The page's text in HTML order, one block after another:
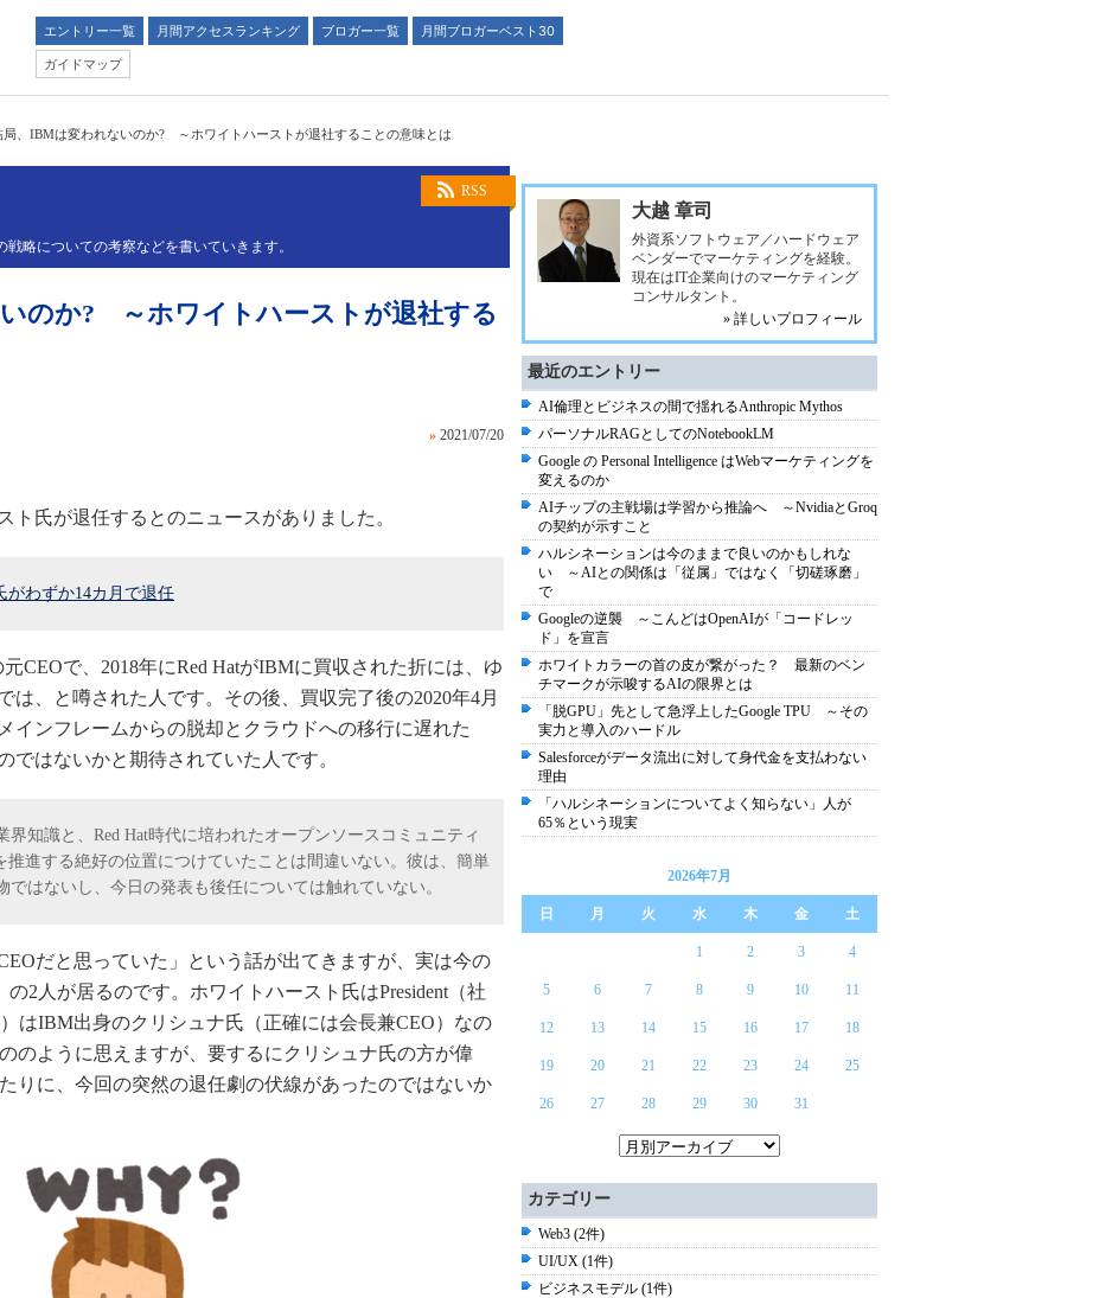
エントリー一覧 月間アクセスランキング ブロガー一覧
月間ブロガーベスト30
ガイドマップ
局、IBMは変われないのか? ～ホワイトハーストが退社することの意味とは
RSS
略についての考察などを書いていきます。
のか? ～ホワイトハーストが退社する
» 2021/07/20
ト氏が退任するとのニュースがありました。
がわずか14カ月で退任
CEOで、2018年にRed HatがIBMに買収された折には、ゆ
は、と噂された人です。その後、買収完了後の2020年4月
インフレームからの脱却とクラウドへの移行に遅れた
はないかと期待されていた人です。
知識と、Red Hat時代に培われたオープンソースコミュニティ
進する絶好の位置につけていたことは間違いない。彼は、簡単
はないし、今日の発表も後任については触れていない。
だと思っていた」という話が出てきますが、実は今の
の2人が居るのです。ホワイトハースト氏はPresident（社
はIBM出身のクリシュナ氏（正確には会長兼CEO）なの
のように思えますが、要するにクリシュナ氏の方が偉
りに、今回の突然の退任劇の伏線があったのではないか
大越 章司
外資系ソフトウェア／ハードウェア
ベンダーでマーケティングを経験。
現在はIT企業向けのマーケティング
コンサルタント。
» 詳しいプロフィール
最近のエントリー
AI倫理とビジネスの間で揺れるAnthropic Mythos
パーソナルRAGとしてのNotebookLM
Google の Personal Intelligence はWebマーケティングを
変えるのか
AIチップの主戦場は学習から推論へ ～NvidiaとGroq
の契約が示すこと
ハルシネーションは今のままで良いのかもしれな
い ～AIとの関係は「従属」ではなく「切磋琢磨」
で
Googleの逆襲 ～こんどはOpenAIが「コードレッ
ド」を宣言
ホワイトカラーの首の皮が繋がった？ 最新のベン
チマークが示唆するAIの限界とは
「脱GPU」先として急浮上したGoogle TPU ～その
実力と導入のハードル
Salesforceがデータ流出に対して身代金を支払わない
理由
「ハルシネーションについてよく知らない」人が
65％という現実
2026年7月
日 月 火 水 木 金 土
1 2 3 4
5 6 7 8 9 10 11
12 13 14 15 16 17 18
19 20 21 22 23 24 25
26 27 28 29 30 31
カテゴリー
Web3 (2件)
UI/UX (1件)
ビジネスモデル (1件)